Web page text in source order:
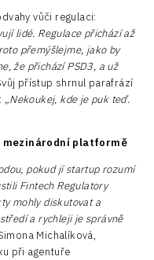
vůči regulaci:
lidé. Regulace přichází až
přemýšlejme, jako by
že přichází PSD3, a už
přístup shrnul parafrází
„Nekoukej, kde je puk teď.
mezinárodní platformě
pokud jí startup rozumí
Fintech Regulatory
mohly diskutovat a
a rychleji je správně
Michalíková,
při agentuře